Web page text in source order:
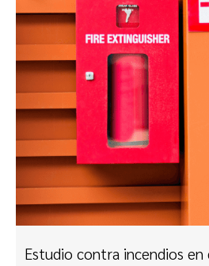
Estudio contra incendios